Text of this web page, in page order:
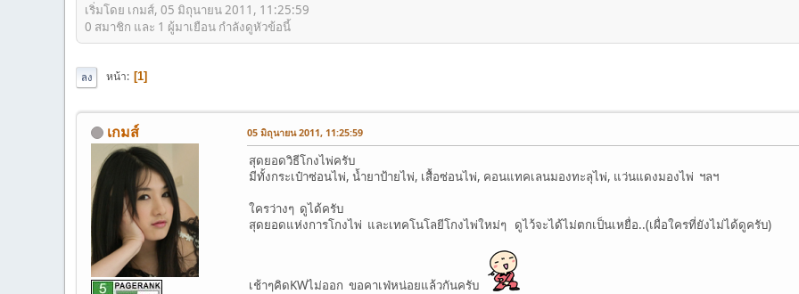
เริ่มโดย เกมส์, 05 มิถุนายน 2011, 11:25:59
0 สมาชิก และ 1 ผู้มาเยือน กำลังดูหัวข้อนี้
ลง หน้า 1
เกมส์ 05 มิถุนายน 2011, 11:25:59
สุดยอดวิธีโกงไพ่ครับ
มีทั้งกระเป๋าซ่อนไพ่, น้ำยาป้ายไพ่, เสื้อซ่อนไพ่, คอนแทคเลนมองทะลุไพ่, แว่นแดงมองไพ่ ฯลฯ
ใครว่างๆ ดูได้ครับ
สุดยอดแห่งการโกงไพ่ และเทคโนโลยีโกงไพ่ใหม่ๆ ดูไว้จะได้ไม่ตกเป็นเหยื่อ..(เผื่อใครที่ยังไม่ได้ดูครับ)
เช้าๆคิดKWไม่ออก ขอคาเฟ่หน่อยแล้วกันครับ